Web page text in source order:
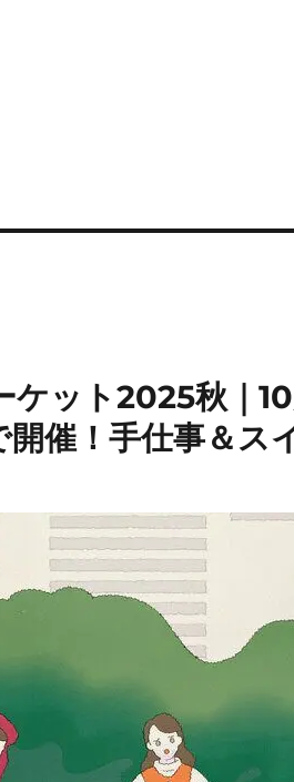
ケット2025秋｜
開催！手仕事＆